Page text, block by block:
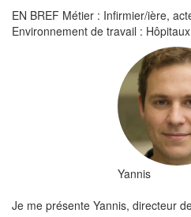
EN BREF Métier : Infirmier/ière,
Environnement de travail :
Yannis
Je me présente Yannis, directeur